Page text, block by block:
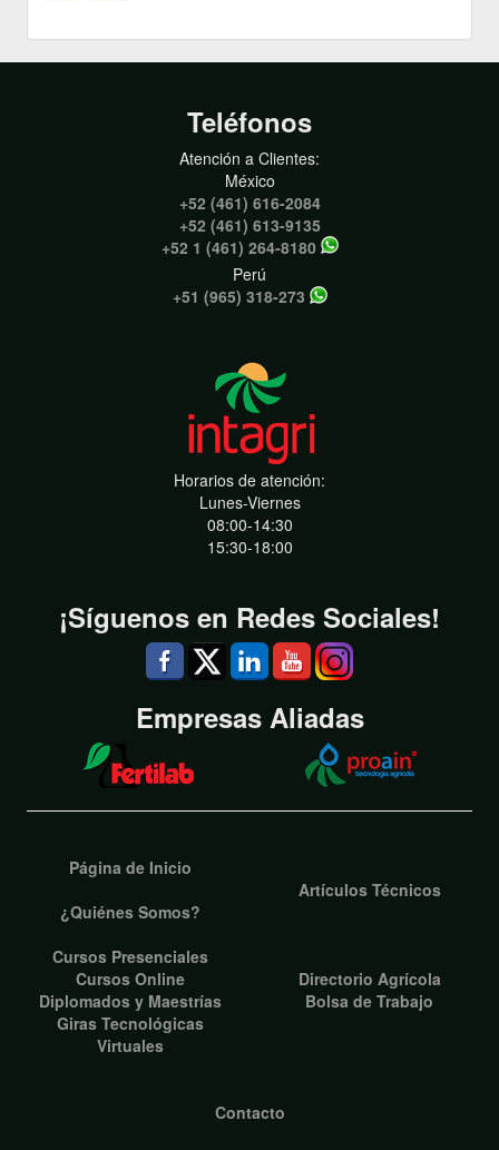
Teléfonos
Atención a Clientes:
México
+52 (461) 616-2084
+52 (461) 613-9135
+52 1 (461) 264-8180
Perú
+51 (965) 318-273
Horarios de atención:
Lunes-Viernes
08:00-14:30
15:30-18:00
¡Síguenos en Redes Sociales!
Empresas Aliadas
Página de Inicio
¿Quiénes Somos?
Artículos Técnicos
Cursos Presenciales
Cursos Online
Diplomados y Maestrías
Giras Tecnológicas
Virtuales
Directorio Agrícola
Bolsa de Trabajo
Contacto